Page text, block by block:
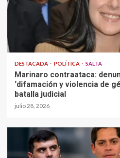
DESTACADA POLÍTICA SALTA
Marinaro contraataca:
‘difamación y violencia de
batalla judicial
julio 28, 2026